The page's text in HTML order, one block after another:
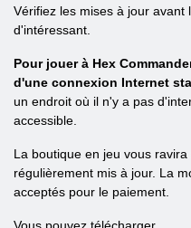
Vérifiez les mises à jour avant
d'intéressant.
Pour jouer à Hex
d'une connexion Internet
un endroit où il n'y a pas
accessible.
La boutique en jeu vous
régulièrement mis à jour. La
acceptés pour le paiement.